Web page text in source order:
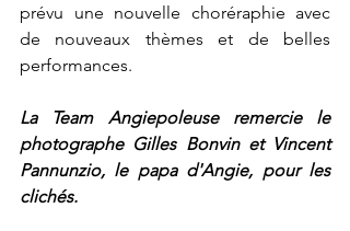
prévu une nouvelle choréraphie avec
de nouveaux thèmes et de belles
performances.
La Team Angiepoleuse remercie le
photographe Gilles Bonvin et Vincent
Pannunzio, le papa d'Angie, pour les
clichés.